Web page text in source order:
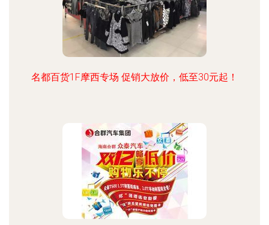
名都百货1F摩西专场 促销大放价，低至30元起！